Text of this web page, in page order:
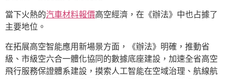
當下火熱的汽車材料報價高空經濟，在《辦法》中也占據了
主要地位。
在拓展高空智能應用新場景方面，《辦法》明確，推動省
級、市級空六合一體化協同的數據底座建設，加速全省高空
飛行服務保證體系建設，摸索人工智能在空域治理、航線航